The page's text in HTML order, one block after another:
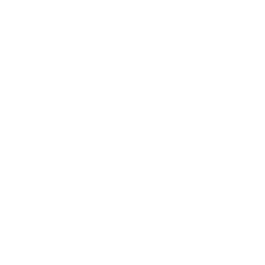
Elétrica Articulada
Elétrica para Alugar
para Corredores Estreitos